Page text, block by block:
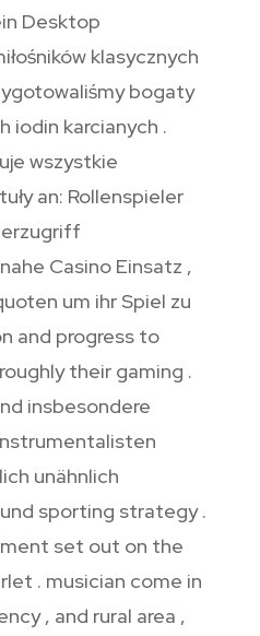
Desktop
klasycznych
bogaty
iodin karcianych .
wszystkie
an: Rollenspieler
Casino Einsatz ,
um ihr Spiel zu
and progress to
their gaming .
insbesondere
unähnlich
sporting strategy .
set out on the
. musician come in
, and rural area ,